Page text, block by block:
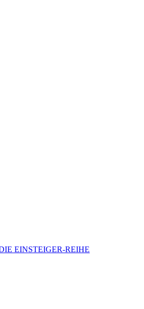
EINSTEIGER-REIHE